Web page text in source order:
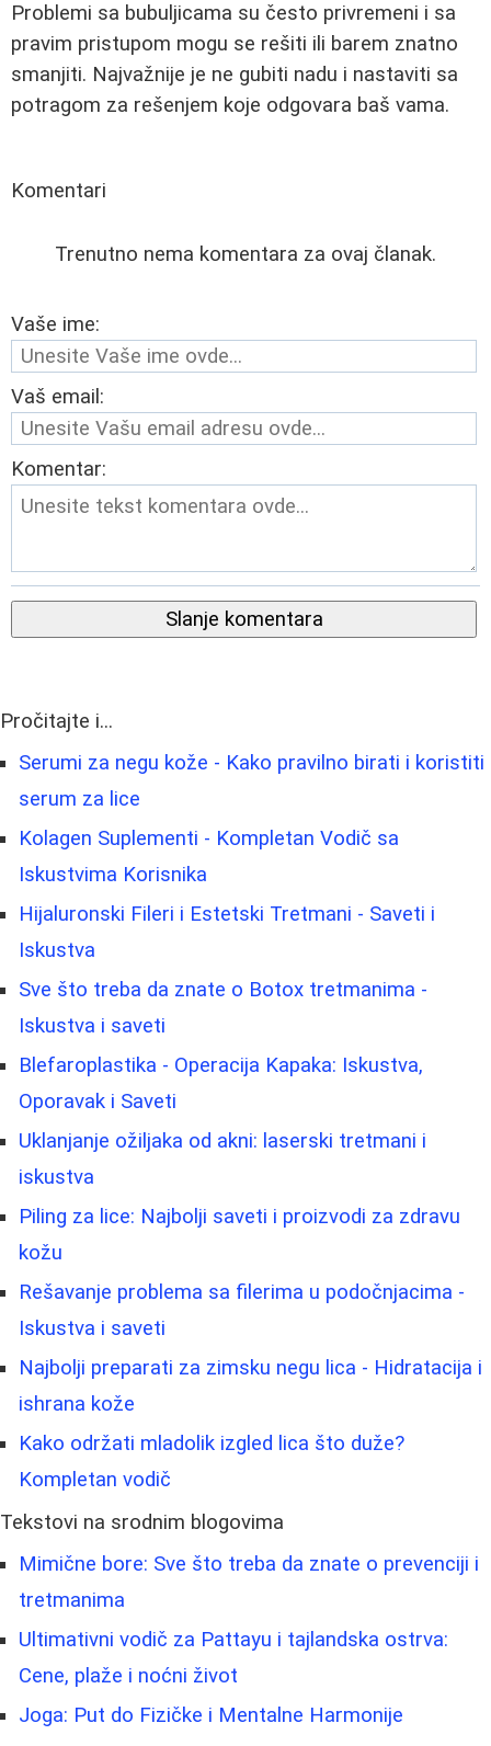
Problemi sa bubuljicama su često privremeni i sa
pravim pristupom mogu se rešiti ili barem znatno
smanjiti. Najvažnije je ne gubiti nadu i nastaviti sa
potragom za rešenjem koje odgovara baš vama.
Komentari
Trenutno nema komentara za ovaj članak.
Vaše ime:
Vaš email:
Komentar:
Slanje komentara
Pročitajte i...
Serumi za negu kože - Kako pravilno birati i koristiti
serum za lice
Kolagen Suplementi - Kompletan Vodič sa
Iskustvima Korisnika
Hijaluronski Fileri i Estetski Tretmani - Saveti i
Iskustva
Sve što treba da znate o Botox tretmanima -
Iskustva i saveti
Blefaroplastika - Operacija Kapaka: Iskustva,
Oporavak i Saveti
Uklanjanje ožiljaka od akni: laserski tretmani i
iskustva
Piling za lice: Najbolji saveti i proizvodi za zdravu
kožu
Rešavanje problema sa filerima u podočnjacima -
Iskustva i saveti
Najbolji preparati za zimsku negu lica - Hidratacija i
ishrana kože
Kako održati mladolik izgled lica što duže?
Kompletan vodič
Tekstovi na srodnim blogovima
Mimične bore: Sve što treba da znate o prevenciji i
tretmanima
Ultimativni vodič za Pattayu i tajlandska ostrva:
Cene, plaže i noćni život
Joga: Put do Fizičke i Mentalne Harmonije